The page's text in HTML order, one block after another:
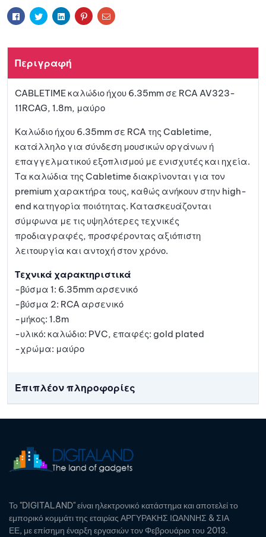
αγαπη
r
Facebook
TwitterLinkedinPinterestEmail
Περιγραφή
CABLETIME καλώδιο ήχου 6.35mm σε RCA AV323-
11RCAG, 1.8m, μαύρο
Καλώδιο ήχου 6.35mm σε RCA της Cabletime,
κατάλληλο για σύνδεση μουσικών οργάνων ή
επαγγελματικού εξοπλισμού με ενισχυτές και ηχεία.
Τα καλώδια της Cabletime διακρίνονται για τον
premium χαρακτήρα τους, καθώς ανήκουν στην high-
end κατηγορία ποιότητας. Κατασκευάζονται
σύμφωνα με τις υψηλότερες τεχνικές
προδιαγραφές, προσφέροντας αξιόπιστη
λειτουργία και αντοχή στον χρόνο.
Τεχνικά χαρακτηριστικά
-βύσμα 1: 6.35mm αρσενικό
-βύσμα 2: RCA αρσενικό
-μήκος: 1.8m
-υλικό: καλώδιο: PVC, επαφές: gold plated
-χρώμα: μαύρο
Επιπλέον πληροφορίες
Το "DIGITALAND" είναι ηλεκτρονικό κατάστημα και αποτελεί το
εμπορικό κομμάτι της εταιρίας ΑΡΓΥΡΑΚΗΣ ΙΩΑΝΝΗΣ & ΣΙΑ
ΕΕ, με επίσημη έναρξη εργασιών τον Φεβρουάριο του 2013.